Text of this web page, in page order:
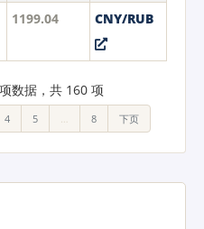
1199.04 CNY/RUB
数据，共 160 项
4 5 … 8 下页